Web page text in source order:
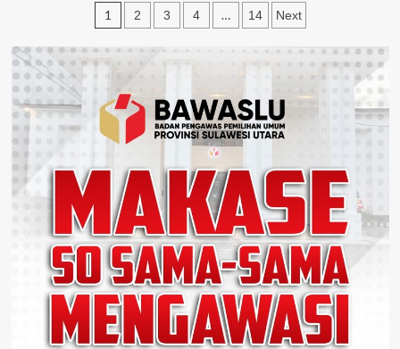
Paginasi
pos
1 2 3 4 … 14 Next